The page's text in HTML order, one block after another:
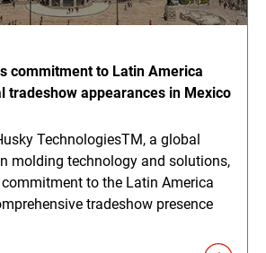
commitment to Latin America
tradeshow appearances in Mexico
TechnologiesTM, a global
molding technology and solutions,
to the Latin America
tradeshow presence